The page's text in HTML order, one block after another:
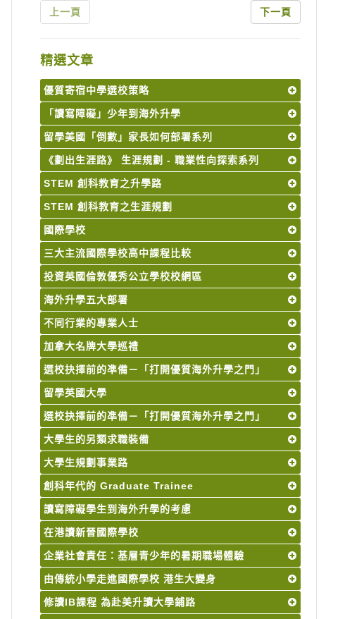
上一頁 下一頁
精選文章
優質寄宿中學選校策略
「讀寫障礙」少年到海外升學
留學美國「倒數」家長如何部署系列
《劃出生涯路》 生涯規劃 - 職業性向探索系列
STEM 創科教育之升學路
STEM 創科教育之生涯規劃
國際學校
三大主流國際學校高中課程比較
投資英國倫敦優秀公立學校校網區
海外升學五大部署
不同行業的專業人士
加拿大名牌大學巡禮
選校抉擇前的凖備－「打開優質海外升學之門」
留學英國大學
選校抉擇前的凖備－「打開優質海外升學之門」
大學生的另類求職裝備
大學生規劃事業路
創科年代的 Graduate Trainee
讀寫障礙學生到海外升學的考慮
在港讀新晉國際學校
企業社會責任：基層青少年的暑期職場體驗
由傳統小學走進國際學校 港生大變身
修讀IB課程 為赴美升讀大學鋪路